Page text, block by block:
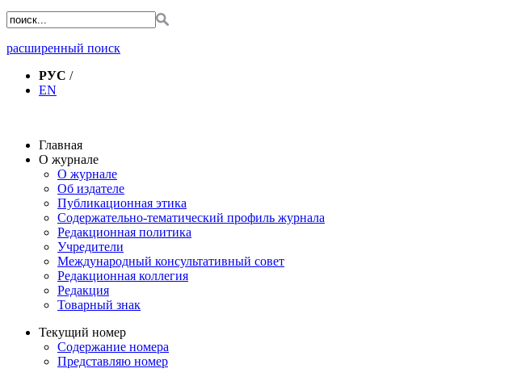
расширенный поиск
РУС /
EN
Главная
О журнале
О журнале
Об издателе
Публикационная этика
Содержательно-тематический профиль журнала
Редакционная политика
Учредители
Международный консультативный совет
Редакционная коллегия
Редакция
Товарный знак
Текущий номер
Содержание номера
Представляю номер